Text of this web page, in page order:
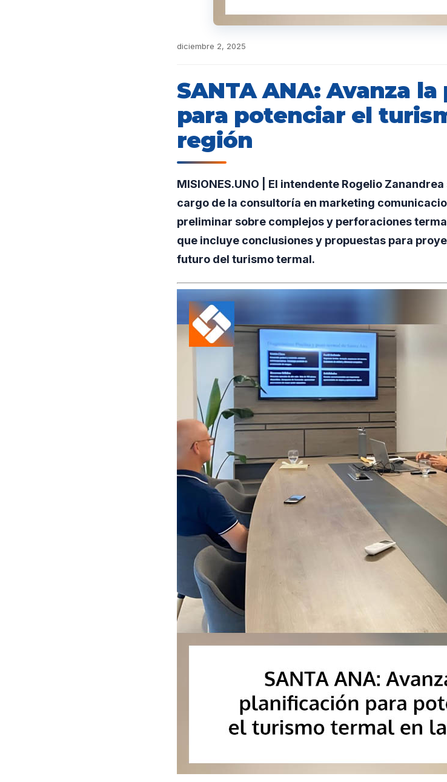
diciembre 2, 2025
SANTA ANA: Avanza
para potenciar el
región
MISIONES.UNO | El intendente Rogelio
cargo de la consultoría en marketing
preliminar sobre complejos y perforaciones
que incluye conclusiones y propuestas para
futuro del turismo termal.